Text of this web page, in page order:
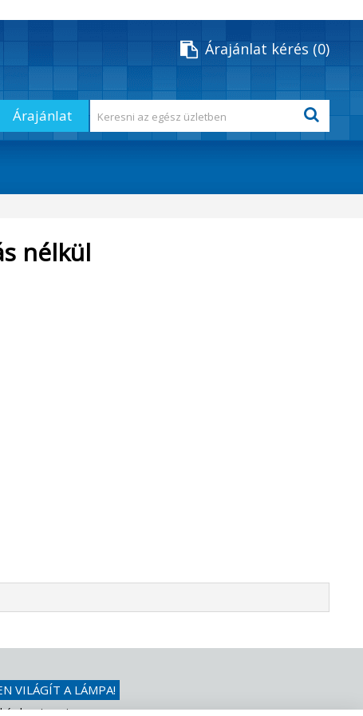
Árajánlat kérés 0
Árajánlat
nélkül
VILÁGÍT A LÁMPA!
a mi